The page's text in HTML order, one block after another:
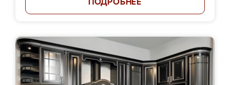
ПОДРОБНЕЕ